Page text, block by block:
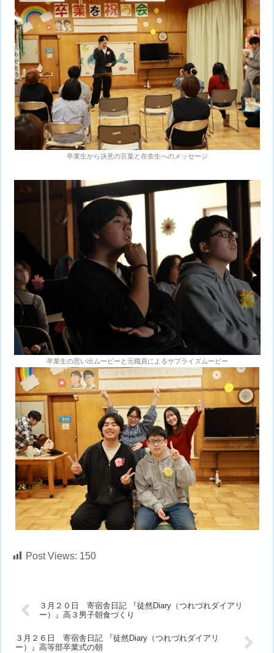
卒業生から決意の言葉と在舎生へのメッセージ
卒業生の思い出ムービーと元職員によるサプライズムービー
Post Views: 150
３月２０日 寄宿舎日記 『徒然Diary（つれづれダイアリ
ー）』高３男子朝食づくり
３月２６日 寄宿舎日記 『徒然Diary（つれづれダイアリ
ー）』高等部卒業式の朝